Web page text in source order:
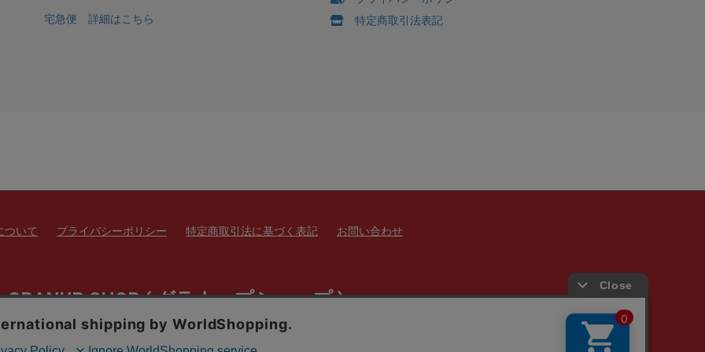
宅急便 詳細はこちら
特定商取引法表記
ついて プライバシーポリシー 特定商取引法に基づく表記 お問い合わせ
GRANUP SHOP ( グラナップショップ )
copyright (c) GRANUP SHOP ( グラナップショップ ) all rights reserved.